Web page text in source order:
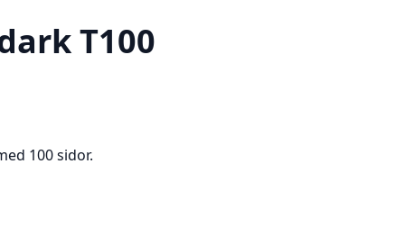
T100
100 sidor.